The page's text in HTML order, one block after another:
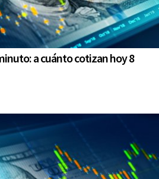
a cuánto cotizan hoy 8